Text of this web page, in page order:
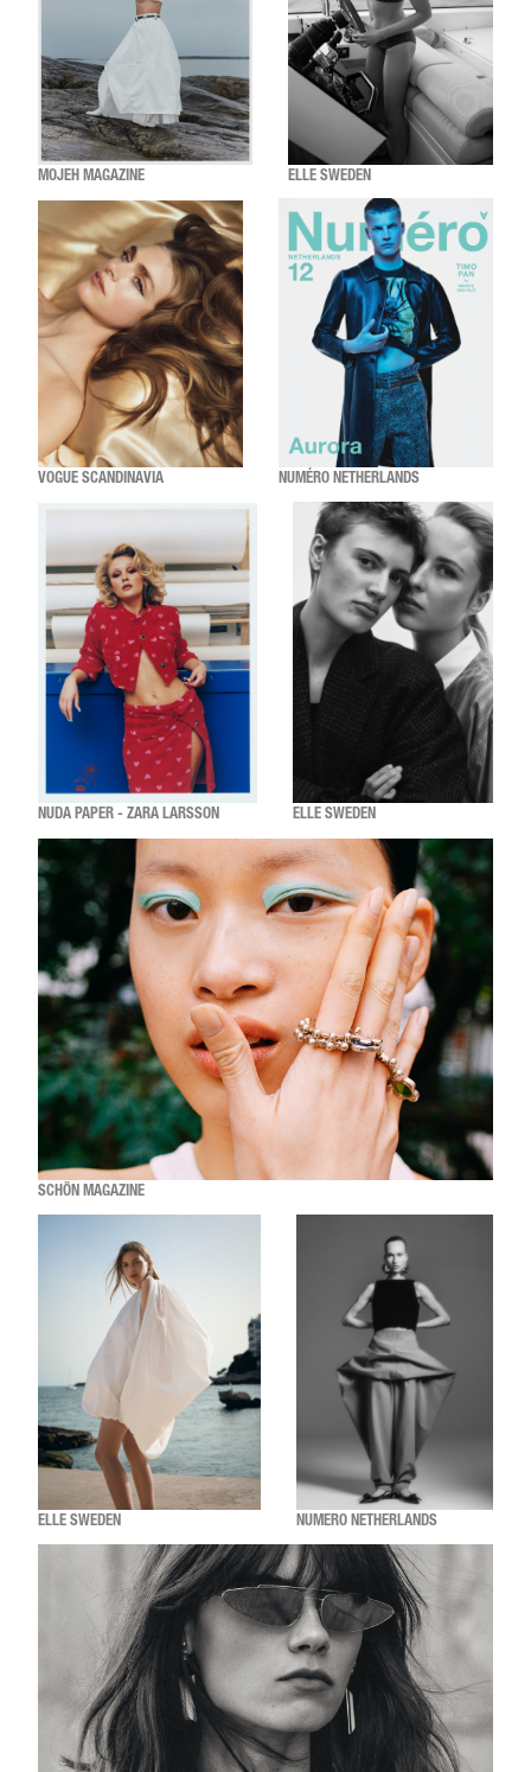
MOJEH MAGAZINE ELLE SWEDEN
VOGUE SCANDINAVIA NUMÉRO NETHERLANDS
NUDA PAPER - ZARA LARSSON ELLE SWEDEN
SCHÖN MAGAZINE
ELLE SWEDEN NUMERO NETHERLANDS